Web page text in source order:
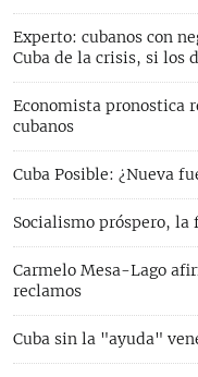
Experto: cubanos con
Cuba de la crisis, si los
Economista pronostica
cubanos
Cuba Posible: ¿Nueva
Socialismo próspero,
Carmelo Mesa-Lago
reclamos
Cuba sin la "ayuda"